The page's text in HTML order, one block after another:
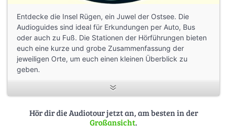
Entdecke die Insel Rügen, ein Juwel der Ostsee. Die
Audioguides sind ideal für Erkundungen per Auto, Bus
oder auch zu Fuß. Die Stationen der Hörführungen bieten
euch eine kurze und grobe Zusammenfassung der
jeweiligen Orte, um euch einen kleinen Überblick zu
geben.
Spaziert durch die Seebäder und bewundert die
Kreidefelsen und uralten Wäldern inspirierte bereits
Künstler wie Caspar David Friedrich. Erkundet die
Hör dir die Audiotour jetzt an, am besten in der
Großansicht.